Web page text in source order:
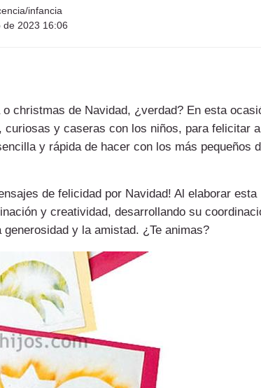
infancia
de 2023 16:06
christmas de Navidad, ¿verdad? En esta
curiosas y caseras con los niños, para felicitar
y rápida de hacer con los más pequeños
de felicidad por Navidad! Al elaborar esta
y creatividad, desarrollando su
y la amistad. ¿Te animas?